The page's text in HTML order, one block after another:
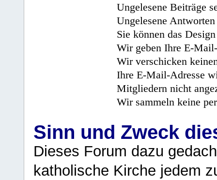
Ungelesene Beiträge
Ungelesene
Sie können das
Wir geben Ihre E-
Wir verschicken
Ihre E-Mail-Adresse
Mitgliedern nicht
Wir sammeln keine
Sinn und Zweck
Dieses Forum dazu
katholische Kirche jedem